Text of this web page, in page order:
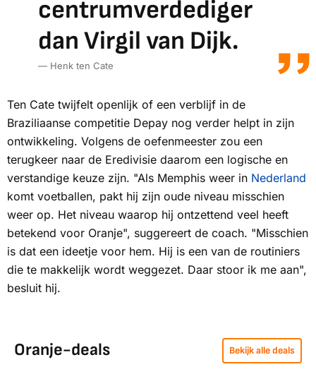
centrumverdediger
dan Virgil van Dijk.
— Henk ten Cate
Ten Cate twijfelt openlijk of een verblijf in de
Braziliaanse competitie Depay nog verder helpt in zijn
ontwikkeling. Volgens de oefenmeester zou een
terugkeer naar de Eredivisie daarom een logische en
verstandige keuze zijn. "Als Memphis weer in Nederland
komt voetballen, pakt hij zijn oude niveau misschien
weer op. Het niveau waarop hij ontzettend veel heeft
betekend voor Oranje", suggereert de coach. "Misschien
is dat een ideetje voor hem. Hij is een van de routiniers
die te makkelijk wordt weggezet. Daar stoor ik me aan",
besluit hij.
Oranje-deals Bekijk alle deals